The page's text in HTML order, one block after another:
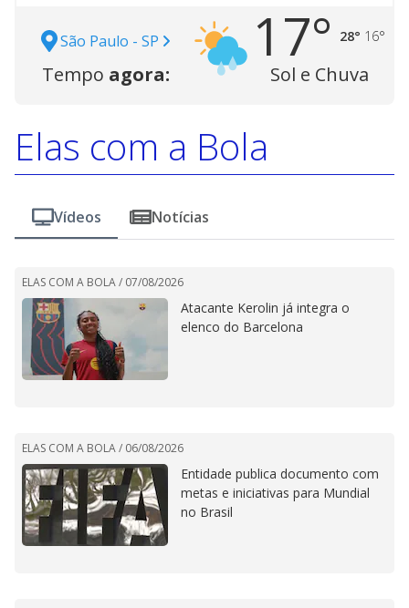
São Paulo - SP
Tempo agora:
17° 28° 16°
Sol e Chuva
Elas com a Bola
Vídeos Notícias
ELAS COM A BOLA / 07/08/2026
Atacante Kerolin já integra o
elenco do Barcelona
ELAS COM A BOLA / 06/08/2026
Entidade publica documento com
metas e iniciativas para Mundial
no Brasil